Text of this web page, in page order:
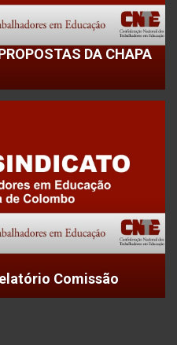
DA CHAPA
Comissão